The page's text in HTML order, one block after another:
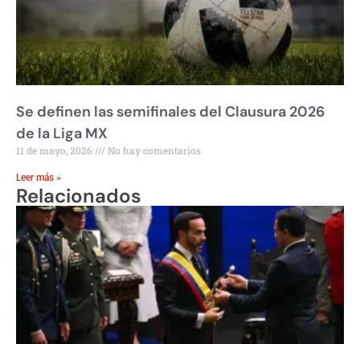
Se definen las semifinales del Clausura 2026
de la Liga MX
11 de mayo, 2026 No hay comentarios
Leer más »
Relacionados